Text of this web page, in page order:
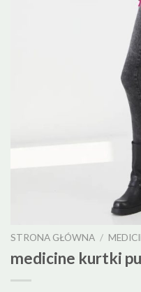
STRONA GŁÓWNA /
medicine kurtki